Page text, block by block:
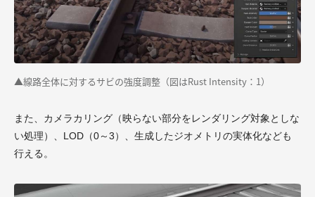
▲線路全体に対するサビの強度調整（図はRust Intensity：1）
また、カメラカリング（映らない部分をレンダリング対象としな
い処理）、LOD（0～3）、生成したジオメトリの実体化なども
行える。